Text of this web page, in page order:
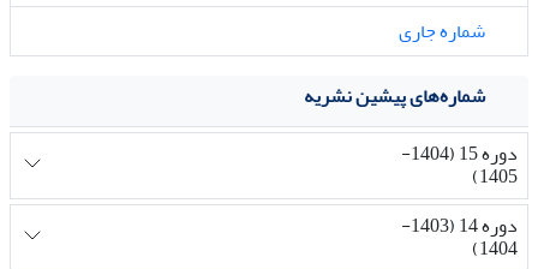
شماره جاری
شماره‌های پیشین نشریه
دوره 15 (1404-
1405)
دوره 14 (1403-
1404)